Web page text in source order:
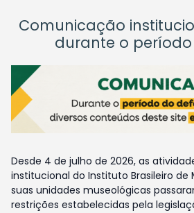
Comunicação
durante o
Desde 4 de julho de 2026, as
institucional do Instituto Brasileiro de
suas unidades museológicas
restrições estabelecidas pela